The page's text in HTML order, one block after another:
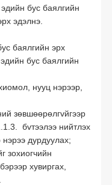
бус баялгийн
эдэлнэ.
баялгийн эрх
бус баялгийн
нууц нэрээр,
зөвшөөрөлгvйгээр
бvтээлээ нийтлэх
дурдуулах;
зохиогчийн
хувиргах,